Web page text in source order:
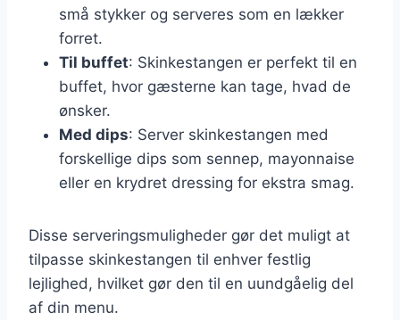
små stykker og serveres som en lækker
forret.
Til buffet: Skinkestangen er perfekt til en
buffet, hvor gæsterne kan tage, hvad de
ønsker.
Med dips: Server skinkestangen med
forskellige dips som sennep, mayonnaise
eller en krydret dressing for ekstra smag.
Disse serveringsmuligheder gør det muligt at
tilpasse skinkestangen til enhver festlig
lejlighed, hvilket gør den til en uundgåelig del
af din menu.